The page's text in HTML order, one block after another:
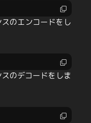
のエンコードをし
のデコードをしま